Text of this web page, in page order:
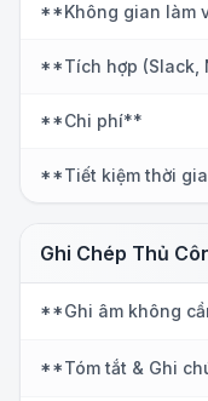
**Không gian làm
**Tích hợp (Slack,
**Chi phí**
**Tiết kiệm thời
Ghi Chép Thủ
**Ghi âm không
**Tóm tắt & Ghi